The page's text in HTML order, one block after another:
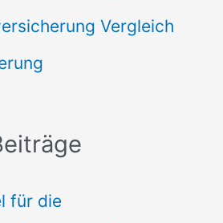
Vergleich
für die